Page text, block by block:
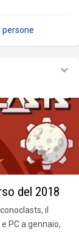
persone
del 2018
il
PC a gennaio,